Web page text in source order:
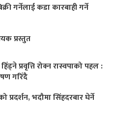
गर्नेलाई कडा कारबाही गर्ने
प्रस्तुत
प्रवृत्ति रोक्न रास्वपाको पहल :
गरिँदै
भदौमा सिंहदरबार घेर्ने